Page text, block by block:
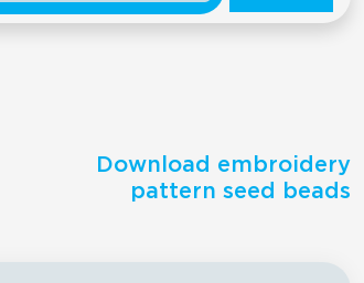
Download embroidery
pattern seed beads